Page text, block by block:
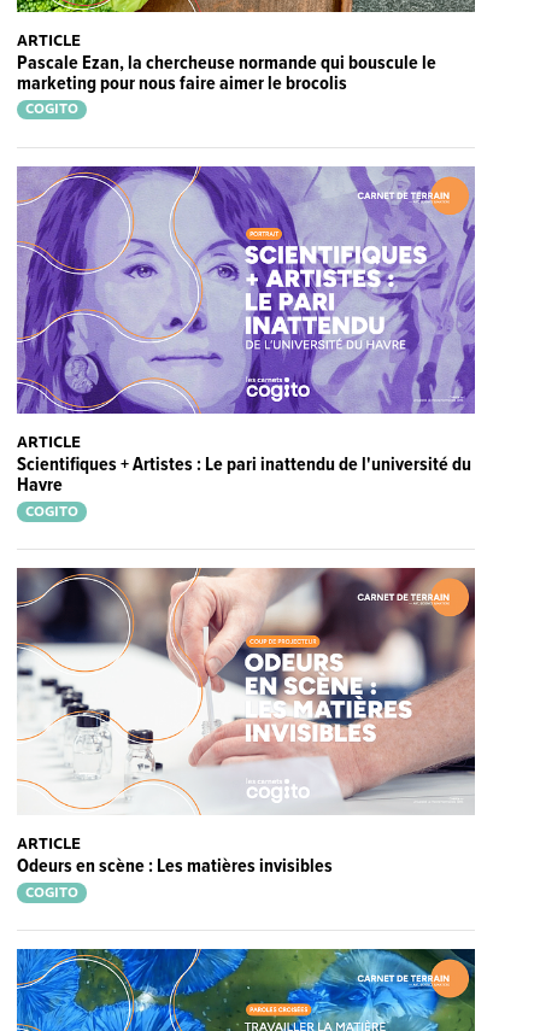
ARTICLE
Pascale Ezan, la chercheuse normande qui bouscule le
marketing pour nous faire aimer le brocolis
COGITO
ARTICLE
Scientifiques + Artistes : Le pari inattendu de l'université du
Havre
COGITO
ARTICLE
Odeurs en scène : Les matières invisibles
COGITO